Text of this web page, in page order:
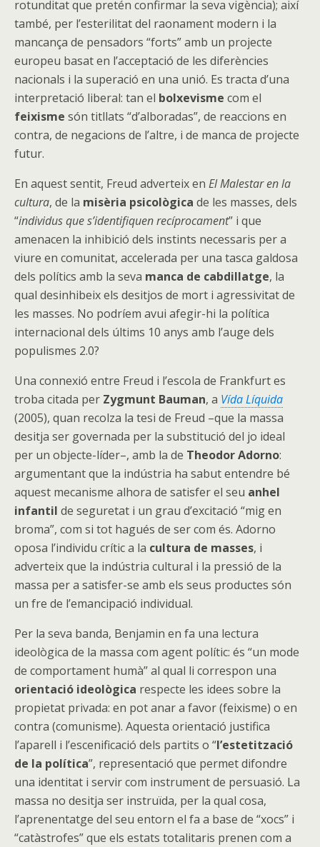
rotunditat que pretén confirmar la seva vigència); així
també, per l’esterilitat del raonament modern i la
mancança de pensadors “forts” amb un projecte
europeu basat en l’acceptació de les diferències
nacionals i la superació en una unió. Es tracta d’una
interpretació liberal: tan el bolxevisme com el
feixisme són titllats “d’alboradas”, de reaccions en
contra, de negacions de l’altre, i de manca de projecte
futur.
En aquest sentit, Freud adverteix en El Malestar en la
cultura, de la misèria psicològica de les masses, dels
“individus que s’identifiquen recíprocament” i que
amenacen la inhibició dels instints necessaris per a
viure en comunitat, accelerada per una tasca galdosa
dels polítics amb la seva manca de cabdillatge, la
qual desinhibeix els desitjos de mort i agressivitat de
les masses. No podríem avui afegir-hi la política
internacional dels últims 10 anys amb l’auge dels
populismes 2.0?
Una connexió entre Freud i l’escola de Frankfurt es
troba citada per Zygmunt Bauman, a Vída Líquida
(2005), quan recolza la tesi de Freud –que la massa
desitja ser governada per la substitució del jo ideal
per un objecte-líder–, amb la de Theodor Adorno:
argumentant que la indústria ha sabut entendre bé
aquest mecanisme alhora de satisfer el seu anhel
infantil de seguretat i un grau d’excitació “mig en
broma”, com si tot hagués de ser com és. Adorno
oposa l’individu crític a la cultura de masses, i
adverteix que la indústria cultural i la pressió de la
massa per a satisfer-se amb els seus productes són
un fre de l’emancipació individual.
Per la seva banda, Benjamin en fa una lectura
ideològica de la massa com agent polític: és “un mode
de comportament humà” al qual li correspon una
orientació ideològica respecte les idees sobre la
propietat privada: en pot anar a favor (feixisme) o en
contra (comunisme). Aquesta orientació justifica
l’aparell i l’escenificació dels partits o “l’estetització
de la política”, representació que permet difondre
una identitat i servir com instrument de persuasió. La
massa no desitja ser instruïda, per la qual cosa,
l’aprenentatge del seu entorn el fa a base de “xocs” i
“catàstrofes” que els estats totalitaris prenen com a